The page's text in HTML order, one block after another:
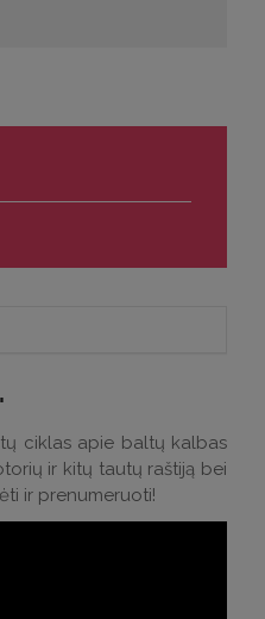
ciklas apie baltų kalbas
ir kitų tautų raštiją bei
ir prenumeruoti!